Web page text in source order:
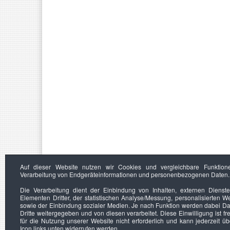
Auf dieser Website nutzen wir Cookies und vergleichbare
Verarbeitung von Endgeräteinformationen und personenbezogenen Daten.
Die Verarbeitung dient der Einbindung von Inhalten, externen
Elementen Dritter, der statistischen Analyse/Messung, personalisierten
sowie der Einbindung sozialer Medien. Je nach Funktion werden dabei
Dritte weitergegeben und von diesen verarbeitet. Diese Einwilligung ist
für die Nutzung unserer Website nicht erforderlich und kann jederzeit
Icon links unten widerrufen werden.